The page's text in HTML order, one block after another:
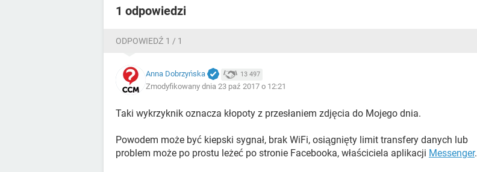
1 odpowiedzi
ODPOWIEDŹ 1 / 1
Anna Dobrzyńska 13 497
Zmodyfikowany dnia 23 paź 2017 o 12:21
Taki wykrzyknik oznacza kłopoty z przesłaniem zdjęcia do Mojego dnia.
Powodem może być kiepski sygnał, brak WiFi, osiągnięty limit transfery danych lub
problem może po prostu leżeć po stronie Facebooka, właściciela aplikacji Messenger.